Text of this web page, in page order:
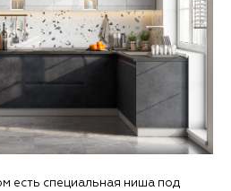
есть специальная ниша под